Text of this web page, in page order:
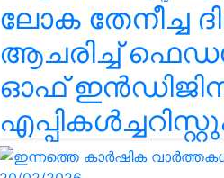
ലോക തേനീച്ച
ആചരിച്ച്
ഓഫ്